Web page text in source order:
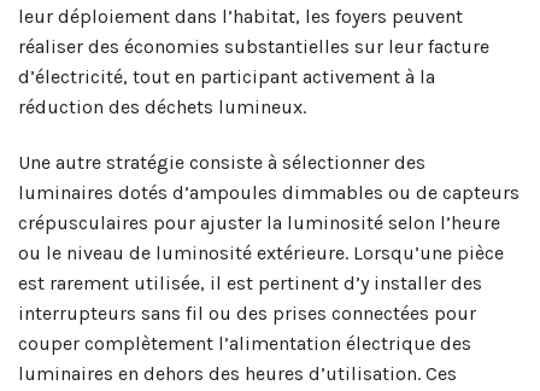
leur déploiement dans l’habitat, les foyers peuvent
réaliser des économies substantielles sur leur facture
d’électricité, tout en participant activement à la
réduction des déchets lumineux.
Une autre stratégie consiste à sélectionner des
luminaires dotés d’ampoules dimmables ou de capteurs
crépusculaires pour ajuster la luminosité selon l’heure
ou le niveau de luminosité extérieure. Lorsqu’une pièce
est rarement utilisée, il est pertinent d’y installer des
interrupteurs sans fil ou des prises connectées pour
couper complètement l’alimentation électrique des
luminaires en dehors des heures d’utilisation. Ces